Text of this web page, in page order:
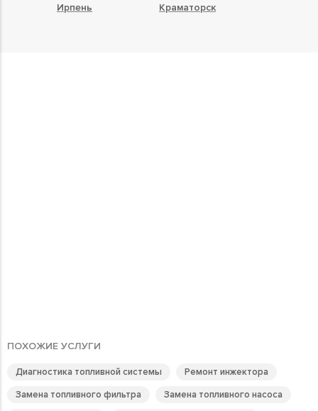
Ирпень
Краматорск
ПОХОЖИЕ УСЛУГИ
Диагностика топливной системы
Ремонт инжектора
Замена топливного фильтра
Замена топливного насоса